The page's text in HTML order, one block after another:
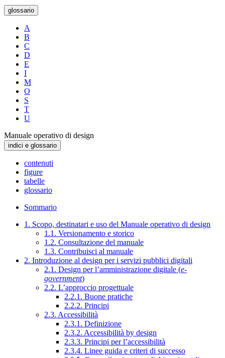
glossario
A
B
C
D
E
I
M
O
S
T
U
Manuale operativo di design
indici e glossario
contenuti
figure
tabelle
glossario
Sommario
1. Scopo, destinatari e uso del Manuale operativo di design
1.1. Versionamento e storico
1.2. Consultazione del manuale
1.3. Contribuisci al manuale
2. Introduzione al design per i servizi pubblici digitali
2.1. Design per l’amministrazione digitale (e-
government)
2.2. L’approccio progettuale
2.2.1. Buone pratiche
2.2.2. Principi
2.3. Accessibilità
2.3.1. Definizione
2.3.2. Accessibilità by design
2.3.3. Principi per l’accessibilità
2.3.4. Linee guida e criteri di successo